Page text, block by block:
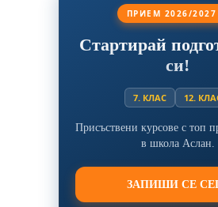
ПРИЕМ 2026/2027
Стартирай
си!
7. КЛАС 12.
Присъствени курсове с топ
в школа Аслан.
ЗАПИШИ СЕ